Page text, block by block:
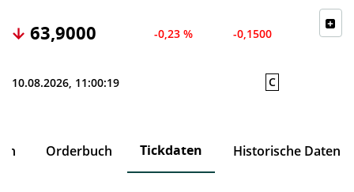
63,9000 -0,23 % -0,1500
10.08.2026, 11:00:19 C
Orderbuch Tickdaten Historische Daten